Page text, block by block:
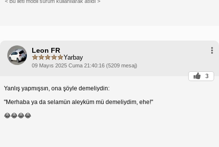
Leon FR
Yarbay
09 Mayıs 2025 Cuma 21:40:16 (5209 mesaj)
3
Yanlış yapmışsın, ona şöyle demeliydin:
"Merhaba ya da selamün aleyküm mü demeliydim, ehe!"
😂😂😂😂